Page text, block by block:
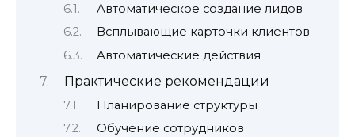
Автоматическое создание лидов
Всплывающие карточки клиентов
Автоматические действия
Практические рекомендации
Планирование структуры
Обучение сотрудников